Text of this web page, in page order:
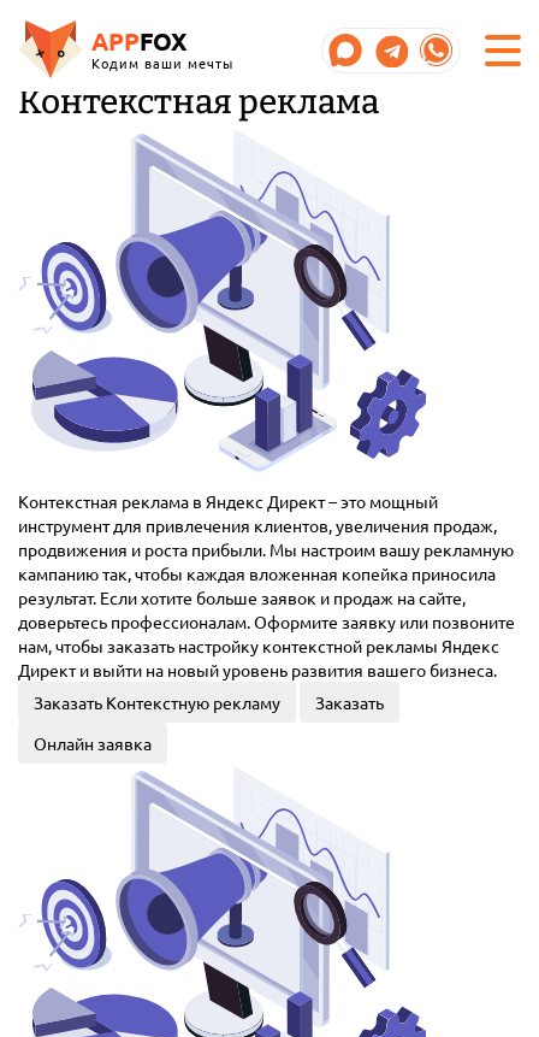
APPFOX
Кодим ваши мечты
Контекстная реклама
Контекстная реклама в Яндекс Директ – это мощный
инструмент для привлечения клиентов, увеличения продаж,
продвижения и роста прибыли. Мы настроим вашу рекламную
кампанию так, чтобы каждая вложенная копейка приносила
результат. Если хотите больше заявок и продаж на сайте,
доверьтесь профессионалам. Оформите заявку или позвоните
нам, чтобы заказать настройку контекстной рекламы Яндекс
Директ и выйти на новый уровень развития вашего бизнеса.
Заказать Контекстную рекламу
Заказать
Онлайн заявка